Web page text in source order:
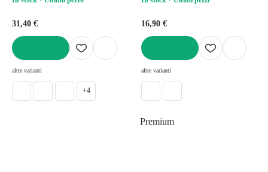
31,40 €
altre varianti
+4
16,90 €
altre varianti
Premium